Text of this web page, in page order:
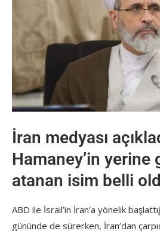
İran medyası
Hamaney’in
atanan isim belli
ABD ile İsrail’in İran’a yönelik
gününde de sürerken, İran’dan